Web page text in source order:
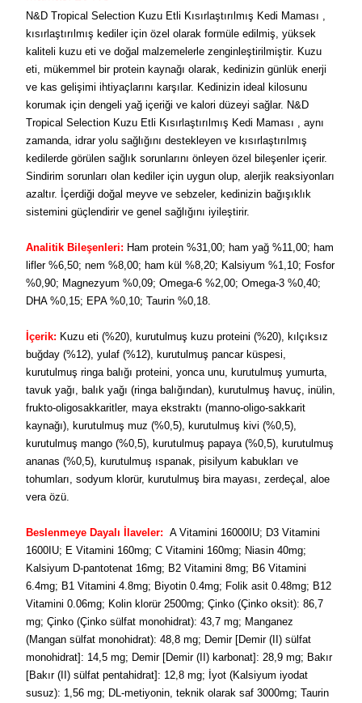
N&D Tropical Selection Kuzu Etli Kısırlaştırılmış Kedi Maması ,
kısırlaştırılmış kediler için özel olarak formüle edilmiş, yüksek
kaliteli kuzu eti ve doğal malzemelerle zenginleştirilmiştir. Kuzu
eti, mükemmel bir protein kaynağı olarak, kedinizin günlük enerji
ve kas gelişimi ihtiyaçlarını karşılar. Kedinizin ideal kilosunu
korumak için dengeli yağ içeriği ve kalori düzeyi sağlar. N&D
Tropical Selection Kuzu Etli Kısırlaştırılmış Kedi Maması , aynı
zamanda, idrar yolu sağlığını destekleyen ve kısırlaştırılmış
kedilerde görülen sağlık sorunlarını önleyen özel bileşenler içerir.
Sindirim sorunları olan kediler için uygun olup, alerjik reaksiyonları
azaltır. İçerdiği doğal meyve ve sebzeler, kedinizin bağışıklık
sistemini güçlendirir ve genel sağlığını iyileştirir.
Analitik Bileşenleri: Ham protein %31,00; ham yağ %11,00; ham
lifler %6,50; nem %8,00; ham kül %8,20; Kalsiyum %1,10; Fosfor
%0,90; Magnezyum %0,09; Omega-6 %2,00; Omega-3 %0,40;
DHA %0,15; EPA %0,10; Taurin %0,18.
İçerik: Kuzu eti (%20), kurutulmuş kuzu proteini (%20), kılçıksız
buğday (%12), yulaf (%12), kurutulmuş pancar küspesi,
kurutulmuş ringa balığı proteini, yonca unu, kurutulmuş yumurta,
tavuk yağı, balık yağı (ringa balığından), kurutulmuş havuç, inülin,
frukto-oligosakkaritler, maya ekstraktı (manno-oligo-sakkarit
kaynağı), kurutulmuş muz (%0,5), kurutulmuş kivi (%0,5),
kurutulmuş mango (%0,5), kurutulmuş papaya (%0,5), kurutulmuş
ananas (%0,5), kurutulmuş ıspanak, pisilyum kabukları ve
tohumları, sodyum klorür, kurutulmuş bira mayası, zerdeçal, aloe
vera özü.
Beslenmeye Dayalı İlaveler: A Vitamini 16000IU; D3 Vitamini
1600IU; E Vitamini 160mg; C Vitamini 160mg; Niasin 40mg;
Kalsiyum D-pantotenat 16mg; B2 Vitamini 8mg; B6 Vitamini
6.4mg; B1 Vitamini 4.8mg; Biyotin 0.4mg; Folik asit 0.48mg; B12
Vitamini 0.06mg; Kolin klorür 2500mg; Çinko (Çinko oksit): 86,7
mg; Çinko (Çinko sülfat monohidrat): 43,7 mg; Manganez
(Mangan sülfat monohidrat): 48,8 mg; Demir [Demir (II) sülfat
monohidrat]: 14,5 mg; Demir [Demir (II) karbonat]: 28,9 mg; Bakır
[Bakır (II) sülfat pentahidrat]: 12,8 mg; İyot (Kalsiyum iyodat
susuz): 1,56 mg; DL-metiyonin, teknik olarak saf 3000mg; Taurin